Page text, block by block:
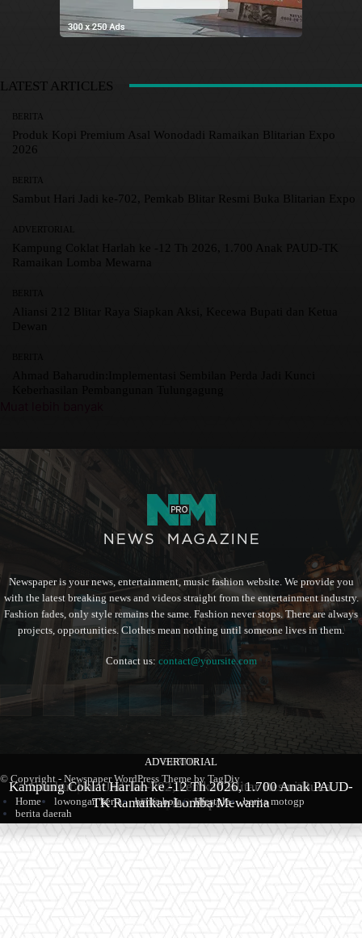
BERITA
Produk Kopi Premium Asal Wonodadi Ramaikan Blitarian
Expo 2026
BERITA
Sambut Hari Jadi ke-702, Pemkab Blitar Resmi Buka
Blitarian Expo
ADVERTORIAL
Kampung Coklat Harlah ke -12 Th 2026, 1.700 Anak PAUD-
TK Ramaikan Lomba Mewarna
LATEST ARTICLES
BERITA
Produk Kopi Premium Asal Wonodadi Ramaikan Blitarian Expo
2026
BERITA
Sambut Hari Jadi ke-702, Pemkab Blitar Resmi Buka Blitarian Expo
ADVERTORIAL
Kampung Coklat Harlah ke -12 Th 2026, 1.700 Anak PAUD-TK
Ramaikan Lomba Mewarna
Newspaper is your news, entertainment, music fashion website. We provide you
with the latest breaking news and videos straight from the entertainment industry.
Fashion fades, only style remains the same. Fashion never stops. There are always
projects, opportunities. Clothes mean nothing until someone lives in them.
Contact us: contact@yoursite.com
© Copyright - Newspaper WordPress Theme by TagDiv
Home
lowongan kerja berita bola lifestyle
berita motogp
berita daerah